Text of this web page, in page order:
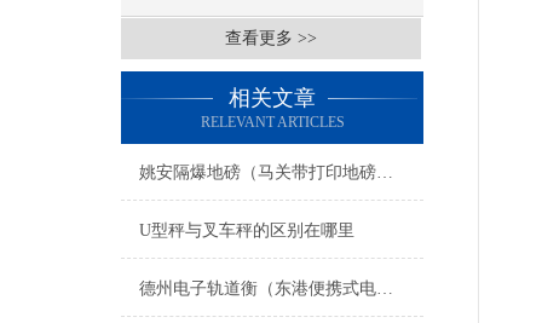
查看更多 >>
相关文章
RELEVANT ARTICLES
姚安隔爆地磅（马关带打印地磅）邛崃50T地磅（双江磅秤）凤庆汽车衡维修
U型秤与叉车秤的区别在哪里
德州电子轨道衡（东港便携式电磅）惠民移动汽车衡